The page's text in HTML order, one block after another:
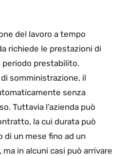
del lavoro a tempo
richiede le prestazioni di
periodo prestabilito.
somministrazione, il
senza
Tuttavia l’azienda può
la cui durata può
di un mese fino ad un
in alcuni casi può arrivare